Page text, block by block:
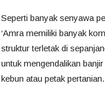
Seperti banyak senyawa
‘Amra memiliki banyak
struktur terletak di
untuk mengendalikan
kebun atau petak pertanian.